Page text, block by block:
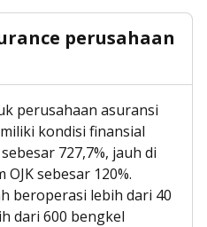
perusahaan
perusahaan asuransi
kondisi finansial
727,7%, jauh di
sebesar 120%.
beroperasi lebih dari 40
dari 600 bengkel